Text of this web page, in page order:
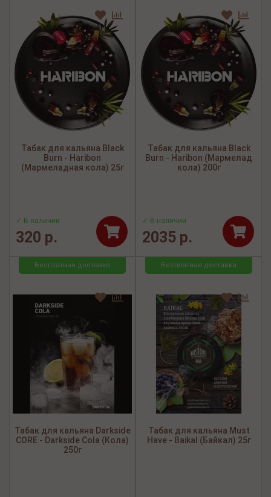
Табак для кальяна Black
Burn - Haribon
(Мармеладная кола) 25г
✓ В наличии
320 р.
Табак для кальяна Black
Burn - Haribon (Мармелад
кола) 200г
✓ В наличии
2035 р.
Бесплатная доставка
Табак для кальяна Darkside
CORE - Darkside Cola (Кола)
250г
Бесплатная доставка
Табак для кальяна Must
Have - Baikal (Байкал) 25г